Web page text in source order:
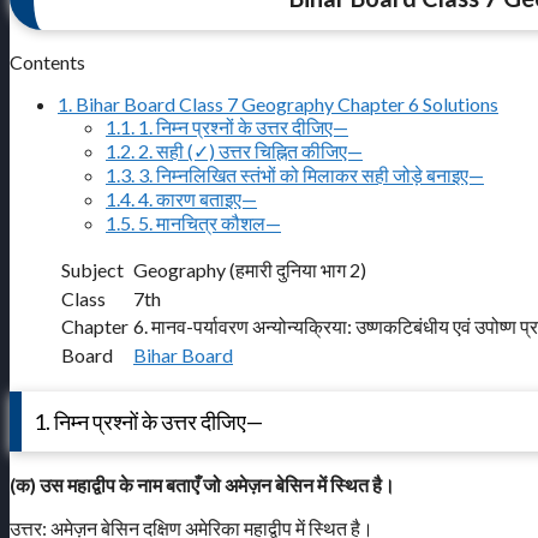
Contents
1. Bihar Board Class 7 Geography Chapter 6 Solutions
1.1. 1. निम्न प्रश्नों के उत्तर दीजिए—
1.2. 2. सही (✓) उत्तर चिह्नित कीजिए—
1.3. 3. निम्नलिखित स्तंभों को मिलाकर सही जोड़े बनाइए—
1.4.4. कारण बताइए—
1.5. 5. मानचित्र कौशल—
Subject Geography (हमारी दुनिया भाग 2)
Class
7th
Chapter 6. मानव-पर्यावरण अन्योन्यक्रिया: उष्णकटिबंधीय एवं उपोष्ण
Board
Bihar Board
1. निम्न प्रश्नों के उत्तर दीजिए—
(क) उस महाद्वीप के नाम बताएँ जो अमेज़न बेसिन में स्थित है।
उत्तर: अमेज़न बेसिन दक्षिण अमेरिका महाद्वीप में स्थित है।